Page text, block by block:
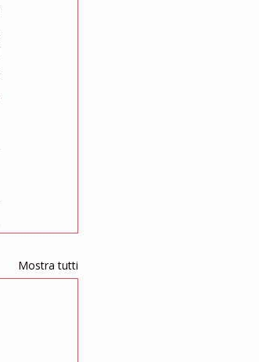
Mostra tutti